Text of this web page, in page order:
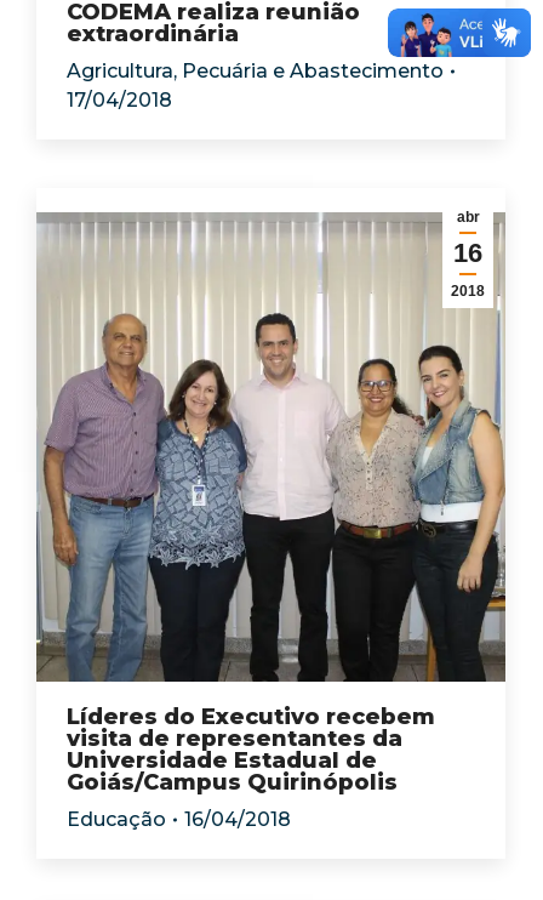
CODEMA realiza reunião
extraordinária
Agricultura, Pecuária e Abastecimento
17/04/2018
abr
16
2018
Líderes do Executivo recebem
visita de representantes da
Universidade Estadual de
Goiás/Campus Quirinópolis
Educação 16/04/2018